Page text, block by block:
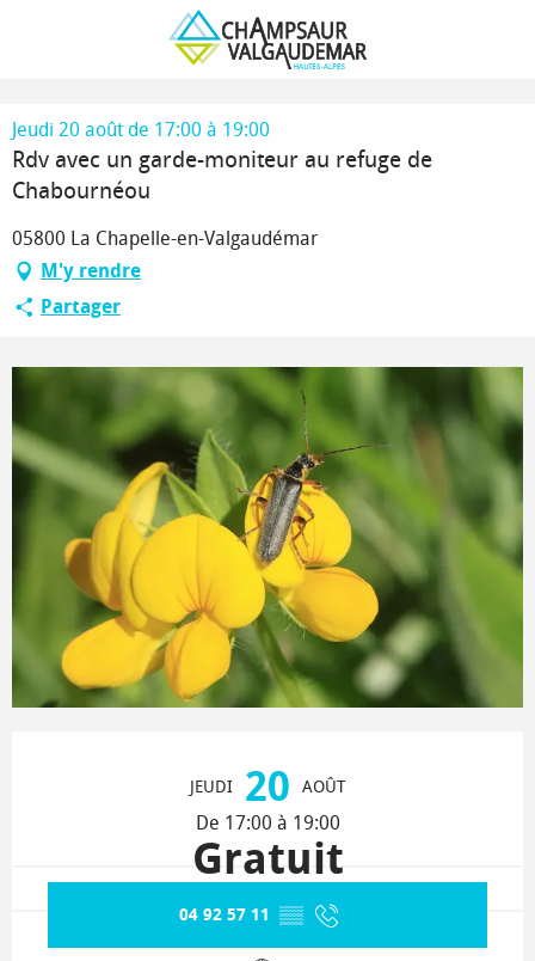
Rdv avec un garde-moniteur au refuge de Chabournéou
Jeudi 20 août de 17:00 à 19:00
Rdv avec un garde-moniteur au refuge de
Chabournéou
05800 La Chapelle-en-Valgaudémar
M'y rendre
Partager
JEUDI 20 AOÛT
De 17:00 à 19:00
Gratuit
04 92 57 11 ▒▒